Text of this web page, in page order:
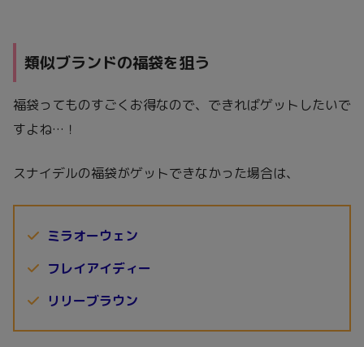
類似ブランドの福袋を狙う
福袋ってものすごくお得なので、できればゲットしたいで
すよね…！
スナイデルの福袋がゲットできなかった場合は、
ミラオーウェン
フレイアイディー
リリーブラウン